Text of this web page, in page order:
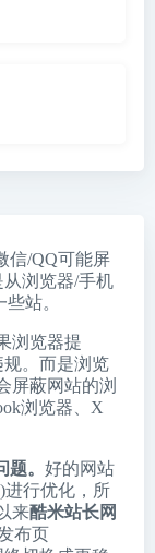
信/QQ可能屏
从浏览器/手机
站。
浏览器提
规。而是浏览
屏蔽网站的浏
浏览器
X
。 好的网站
进行优化，所
来酷米站长网
布页